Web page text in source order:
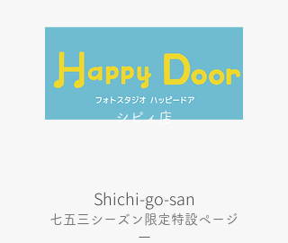
シピィ店
Shichi-go-san
七五三シーズン限定特設ページ
​ー